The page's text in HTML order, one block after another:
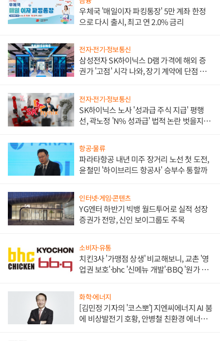
우체국 '매일이자 파킹통장' 5만 계좌 한정
으로 다시 출시, 최고 연 2.0% 금리
전자·전기·정보통신
삼성전자 SK하이닉스 D램 가격에 해외 증
권가 '고점' 시각 나와, 장기 계약에 단점 부
전자·전기·정보통신
SK하이닉스 노사 '성과급 주식 지급' 평행
선, 곽노정 'N% 성과급' 법적 논란 벗을지 주
항공·물류
파라타항공 내년 미주 장거리 노선 첫 도전,
윤철민 '하이브리드 항공사' 승부수 통할까
인터넷·게임·콘텐츠
YG엔터 하반기 빅뱅 월드투어로 실적 성장
증권가 전망, 신인 보이그룹도 주목
소비자·유통
치킨3사 '가맹점 상생' 비교해보니, 교촌 '영
업권 보호'·bhc '신메뉴 개발'·BBQ '원가 부
화학·에너지
[김민정 기자의 '코스뽀'] 지엔씨에너지 AI 붐
에 비상발전기 호황, 안병철 친환경 에너지